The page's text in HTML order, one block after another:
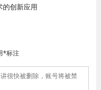
的创新应用
*标注